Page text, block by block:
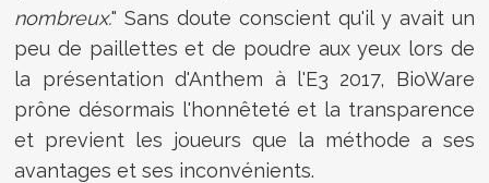
nombreux." Sans doute conscient qu'il y avait un
peu de paillettes et de poudre aux yeux lors de
la présentation d'Anthem à l'E3 2017, BioWare
prône désormais l'honnêteté et la transparence
et previent les joueurs que la méthode a ses
avantages et ses inconvénients.